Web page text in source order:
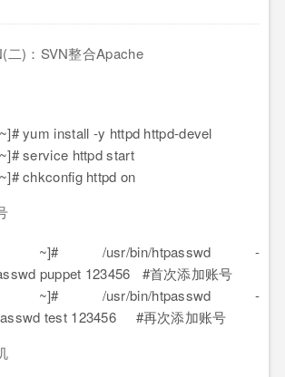
二)：SVN整合Apache
yum install -y httpd httpd-devel
service httpd start
chkconfig httpd on
~]# /usr/bin/htpasswd -
puppet 123456 #首次添加账号
~]# /usr/bin/htpasswd -
test 123456 #再次添加账号